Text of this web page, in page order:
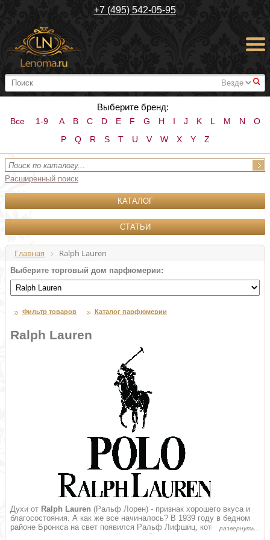
+7 (495) 542-05-95
#
Выберите бренд:
Все 1-9 A B C D E F G H I J K L M N
O
P
Q R S T U V W X Y Z
Расширенный поиск
КАТАЛОГ
СТАТЬИ
Главная Ralph Lauren
Выберите торговый дом парфюмерии:
Фильтр товаров Каталог парфюмерии
Ralph Lauren
Духи от Ralph Lauren (Ральф Лорен) - признак хорошего вкуса и
благосостояния. А как же все начиналось? В 1939 году в бедном
районе Бронкса на свет появился Ральф Лифшиц, которому было
суждено стать великим дизайнером. Сегодня весь мир знает этого